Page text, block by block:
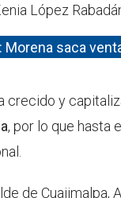
López
Morena saca
crecido y
, por lo que hasta
de Cuajimalpa,